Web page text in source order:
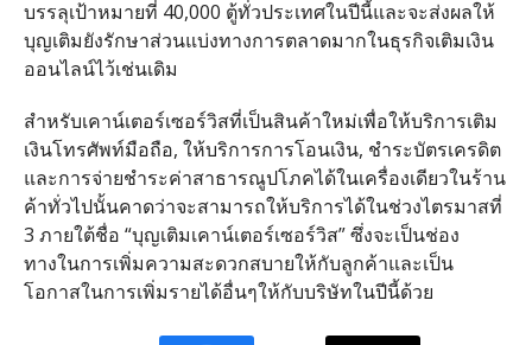
บรรลุเป้าหมายที่ 40,000 ตู้ทั่วประเทศในปีนี้และจะส่งผลให้
บุญเติมยังรักษาส่วนแบ่งทางการตลาดมากในธุรกิจเติมเงิน
ออนไลน์ไว้เช่นเดิม
สำหรับเคาน์เตอร์เซอร์วิสที่เป็นสินค้าใหม่เพื่อให้บริการเติม
เงินโทรศัพท์มือถือ, ให้บริการการโอนเงิน, ชำระบัตรเครดิต
และการจ่ายชำระค่าสาธารณูปโภคได้ในเครื่องเดียวในร้าน
ค้าทั่วไปนั้นคาดว่าจะสามารถให้บริการได้ในช่วงไตรมาสที่
3 ภายใต้ชื่อ “บุญเติมเคาน์เตอร์เซอร์วิส” ซึ่งจะเป็นช่อง
ทางในการเพิ่มความสะดวกสบายให้กับลูกค้าและเป็น
โอกาสในการเพิ่มรายได้อื่นๆให้กับบริษัทในปีนี้ด้วย